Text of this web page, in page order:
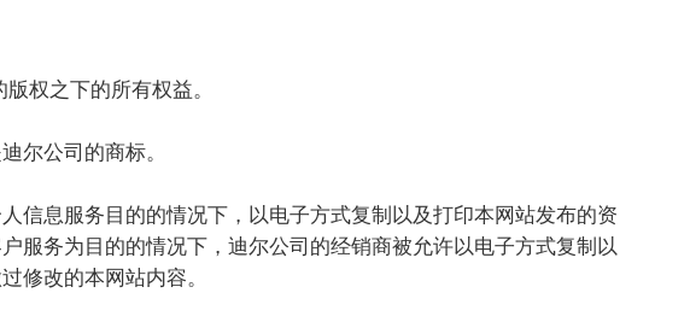
权之下的所有权益。
尔公司的商标。
信息服务目的的情况下，以电子方式复制以及打印本网站发布的资
服务为目的的情况下，迪尔公司的经销商被允许以电子方式复制以
修改的本网站内容。